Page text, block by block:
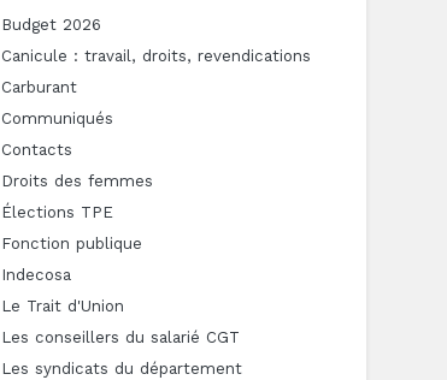
Budget 2026
Canicule : travail, droits, revendications
Carburant
Communiqués
Contacts
Droits des femmes
Élections TPE
Fonction publique
Indecosa
Le Trait d'Union
Les conseillers du salarié CGT
Les syndicats du département